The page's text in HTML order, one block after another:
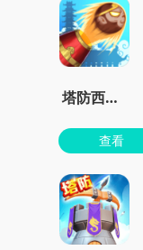
塔防西游记
查看